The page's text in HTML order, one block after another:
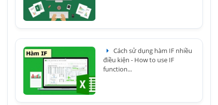
Cách sử dụng hàm IF nhiều
điều kiện - How to use IF
function...